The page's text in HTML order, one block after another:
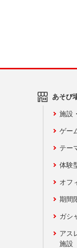
あそび
施設
ゲー
テー
体験
オフ
期間
ガシ
アス
施設